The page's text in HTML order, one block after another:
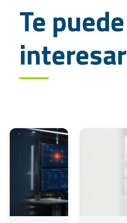
Te puede
interesar